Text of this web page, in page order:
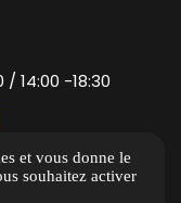
14:00 -18:30
et vous donne le
souhaitez activer